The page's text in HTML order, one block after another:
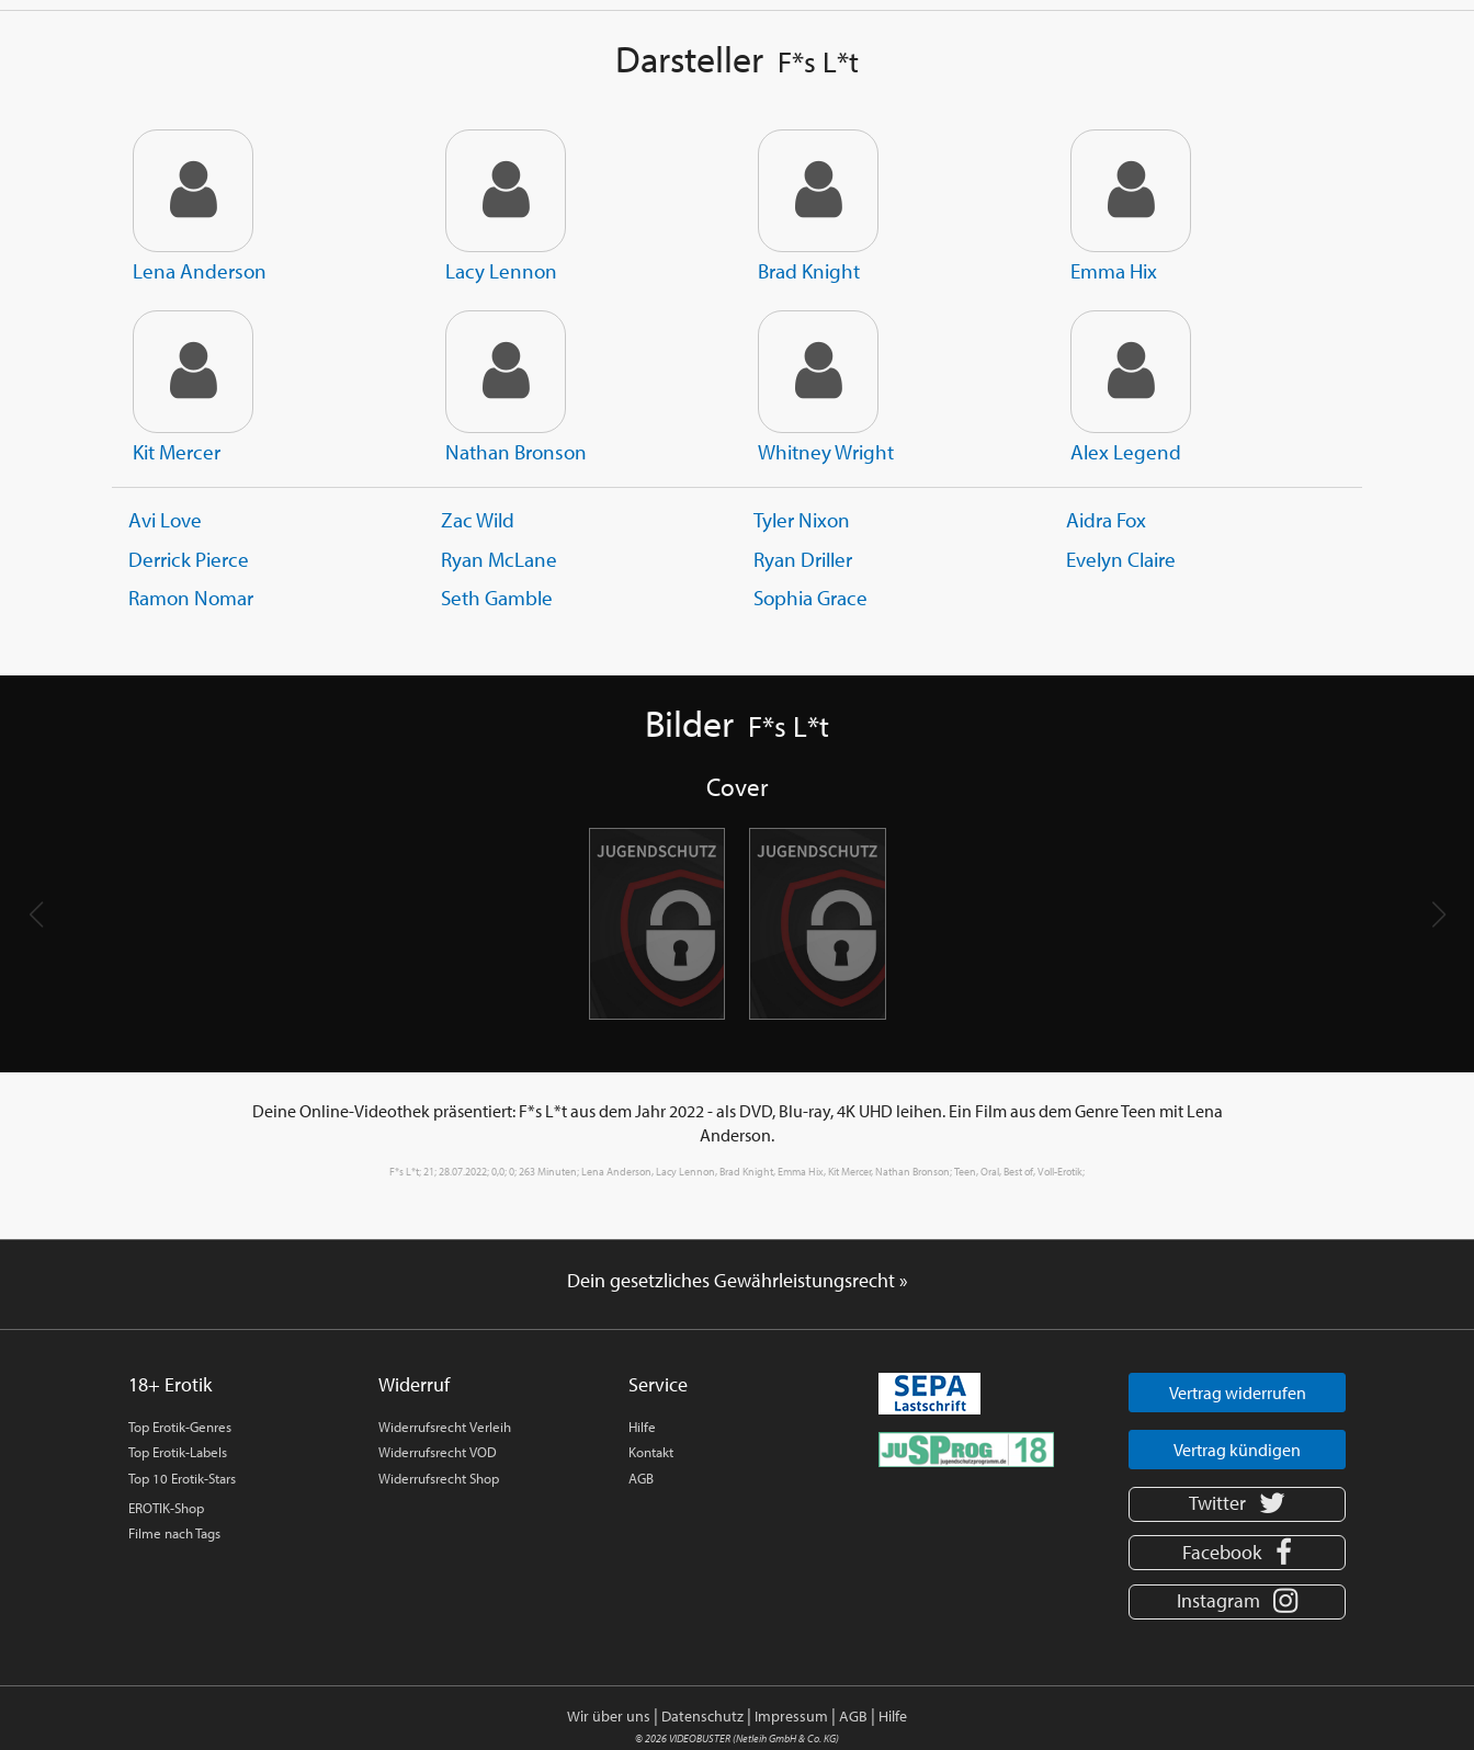
Darsteller F*s L*t
Lena Anderson Lacy Lennon Brad Knight Emma Hix
Kit Mercer Nathan Bronson Whitney Wright Alex Legend
Avi Love Zac Wild Tyler Nixon
Aidra Fox
Derrick Pierce
Ryan McLane Ryan Driller
Evelyn Claire
Ramon Nomar
Seth Gamble Sophia Grace
Bilder F*s L*t
Cover
Deine Online-Videothek präsentiert: F*s L*t aus dem Jahr 2022 - als DVD, Blu-ray, 4K UHD leihen. Ein Film aus dem Genre Teen mit Lena
Anderson.
F*s L*t; 21; 28.07.2022; 0,0; 0; 263 Minuten; Lena Anderson, Lacy Lennon, Brad Knight, Emma Hix, Kit Mercer, Nathan Bronson; Teen, Oral, Best of, Voll-Erotik;
Dein gesetzliches Gewährleistungsrecht »
18+ Erotik
Top Erotik-Genres
Top Erotik-Labels
Top 10 Erotik-Stars
EROTIK-Shop
Filme nach Tags
Widerruf
Widerrufsrecht Verleih
Widerrufsrecht VOD
Widerrufsrecht Shop
Service
Hilfe
Kontakt
AGB
Vertrag widerrufen
Vertrag kündigen
Twitter
Facebook
Instagram
Wir über uns | Datenschutz | Impressum | AGB | Hilfe
© 2026 VIDEOBUSTER (Netleih GmbH & Co. KG)